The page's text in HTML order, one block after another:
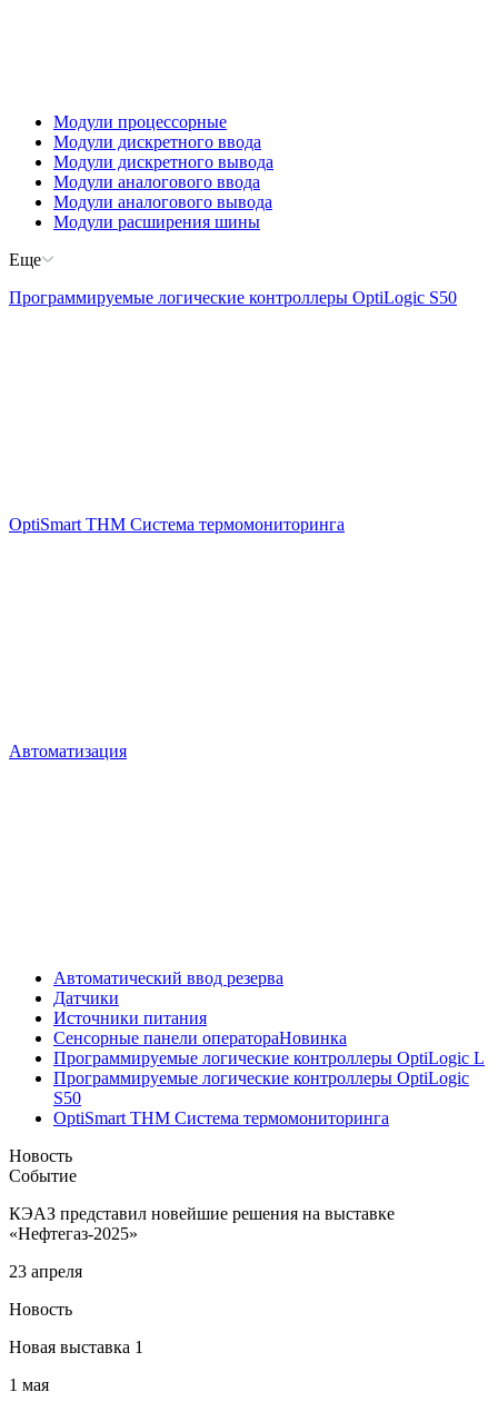
Модули процессорные
Модули дискретного ввода
Модули дискретного вывода
Модули аналогового ввода
Модули аналогового вывода
Модули расширения шины
Еще
Программируемые логические контроллеры OptiLogic S50
OptiSmart THM Система термомониторинга
Автоматизация
Автоматический ввод резерва
Датчики
Источники питания
Сенсорные панели оператораНовинка
Программируемые логические контроллеры OptiLogic L
Программируемые логические контроллеры OptiLogic
S50
OptiSmart THM Система термомониторинга
Новость
Событие
КЭАЗ представил новейшие решения на выставке
«Нефтегаз-2025»
23 апреля
Новость
Новая выставка 1
1 мая